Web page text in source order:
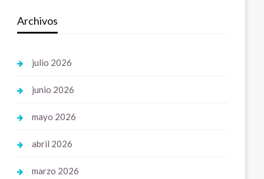
Archivos
julio 2026
junio 2026
mayo 2026
abril 2026
marzo 2026